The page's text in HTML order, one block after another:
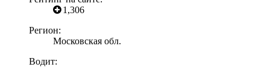
1,306
Регион:
Московская обл.
Водит: